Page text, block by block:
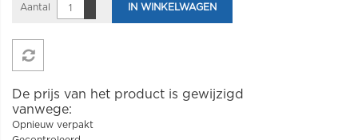
Aantal IN WINKELWAGEN
De prijs van het product is gewijzigd
vanwege:
Opnieuw verpakt